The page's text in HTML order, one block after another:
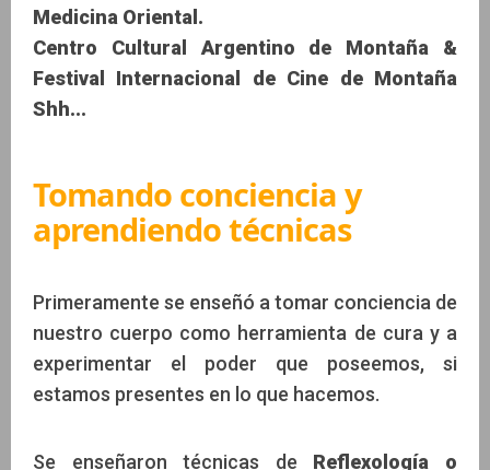
Medicina Oriental.
Centro Cultural Argentino de Montaña &
Festival Internacional de Cine de Montaña
Shh...
Tomando conciencia y
aprendiendo técnicas
Primeramente se enseñó a tomar conciencia de
nuestro cuerpo como herramienta de cura y a
experimentar el poder que poseemos, si
estamos presentes en lo que hacemos.
Se enseñaron técnicas de Reflexología o